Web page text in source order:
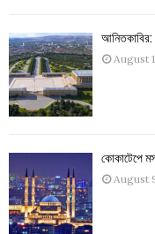
August
কোকাটেপে
August